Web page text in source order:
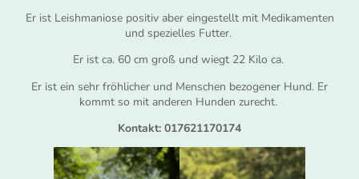
Er ist Leishmaniose positiv aber eingestellt mit Medikamenten
und spezielles Futter.
Er ist ca. 60 cm groß und wiegt 22 Kilo ca.
Er ist ein sehr fröhlicher und Menschen bezogener Hund. Er
kommt so mit anderen Hunden zurecht.
Kontakt: 017621170174